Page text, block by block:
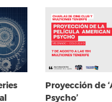
Proyección de
Psycho’